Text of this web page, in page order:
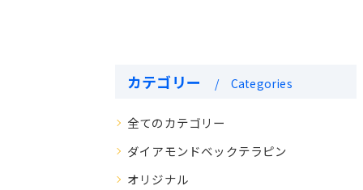
カテゴリー Categories
全てのカテゴリー
ダイアモンドベックテラピン
オリジナル